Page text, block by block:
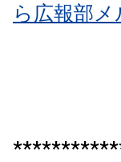
ら広報部